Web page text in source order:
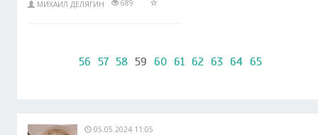
МИХАИЛ ДЕЛЯГИН 689
56 57 58 59 60 61 62 63 64 65
05.05.2024 11:05